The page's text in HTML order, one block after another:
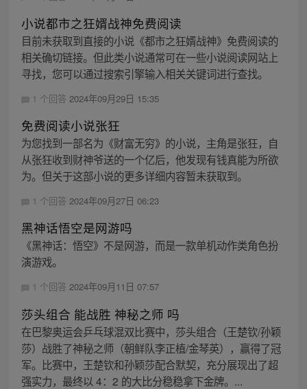
小说都市之狂婿战神免费阅读
目前未获取到直接的小说《都市之狂婿战神》免费阅读的
相关确切链接。但此类小说通常可在一些小说阅读网站上
寻找，您可以通过搜索引擎输入相关关键词进行查找。
1 个回答 2024年09月29日 15:35
免费阅读小说张狂
为您找到一部名为《财富无穷》的小说，主角是张狂，自
从张狂收到财神爷送的一个亿后，他发现有钱真能为所欲
为。但关于这部小说的更多详细内容暂未获取到。
1 个回答 2024年09月27日 06:23
黑神话悟空是网游吗
《黑神话：悟空》不是网游，而是一款单机动作类角色扮
演游戏。
1 个回答 2024年09月11日 07:57
莎头组合 能战胜 神秘之师 吗
在巴黎奥运会乒乓球混双比赛中，莎头组合（王楚钦/孙颖
莎）战胜了神秘之师（朝鲜队李正植/金琴英），赢得了冠
军。比赛中，王楚钦和孙颖莎配合默契，充分展现出了超
强实力，最终以 4：2 的大比分稳稳拿下金牌。...